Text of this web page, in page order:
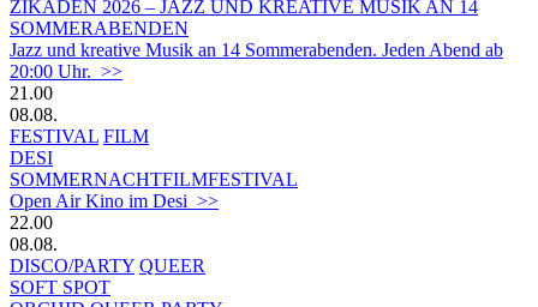
ZIKADEN 2026 – JAZZ UND KREATIVE MUSIK AN 14
SOMMERABENDEN
Jazz und kreative Musik an 14 Sommerabenden. Jeden Abend ab
20:00 Uhr. >>
21.00
08.08.
FESTIVAL FILM
DESI
SOMMERNACHTFILMFESTIVAL
Open Air Kino im Desi >>
22.00
08.08.
DISCO/PARTY QUEER
SOFT SPOT